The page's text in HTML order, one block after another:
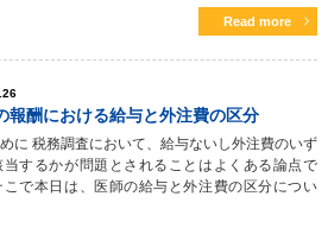
Read more
報酬における給与と外注費の区分
に 税務調査において、給与ないし外注費のいず
当するかが問題とされることはよくある論点で
こで本日は、医師の給与と外注費の区分につい